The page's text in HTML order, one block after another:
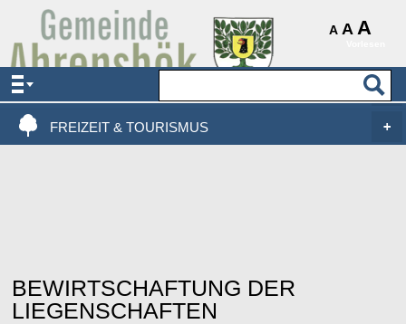
A A A
AKTUELLES & SERVICE
VERWALTUNG & POLITIK
FREIZEIT & TOURISMUS
BEWIRTSCHAFTUNG DER
LIEGENSCHAFTEN